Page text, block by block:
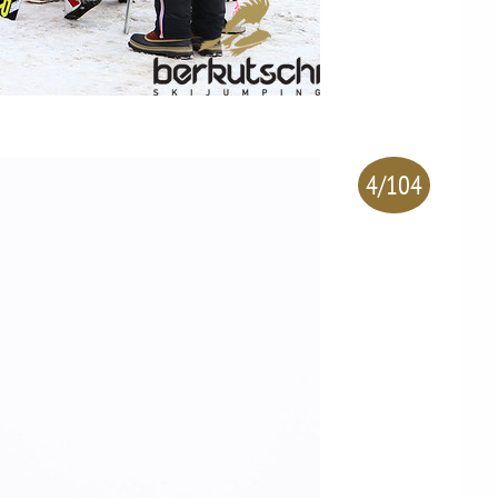
4/104